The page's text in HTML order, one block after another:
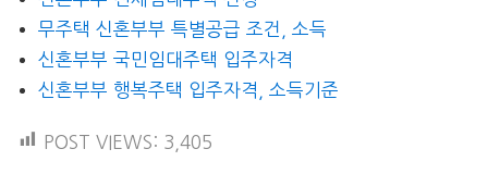
무주택 신혼부부 특별공급 조건, 소득
신혼부부 국민임대주택 입주자격
신혼부부 행복주택 입주자격, 소득기준
POST VIEWS: 3,405